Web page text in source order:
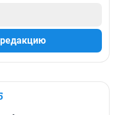
редакцию